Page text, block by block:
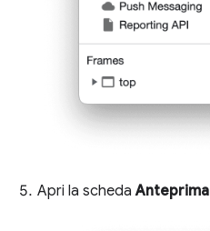
Apri la schedaAnteprima